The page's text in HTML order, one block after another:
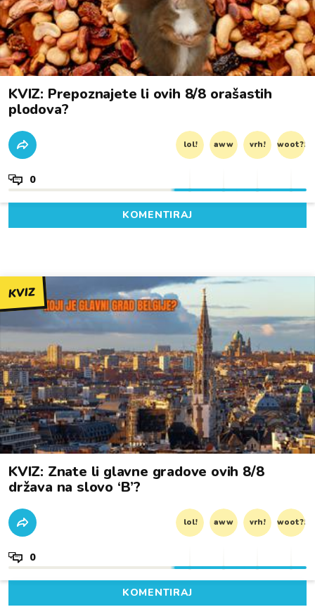
KVIZ: Prepoznajete li ovih 8/8 orašastih
plodova?
lol! aww vrh! woot?!
0
KOMENTIRAJ
KVIZ
KVIZ: Znate li glavne gradove ovih 8/8
država na slovo ‘B’?
lol! aww vrh! woot?!
0
KOMENTIRAJ